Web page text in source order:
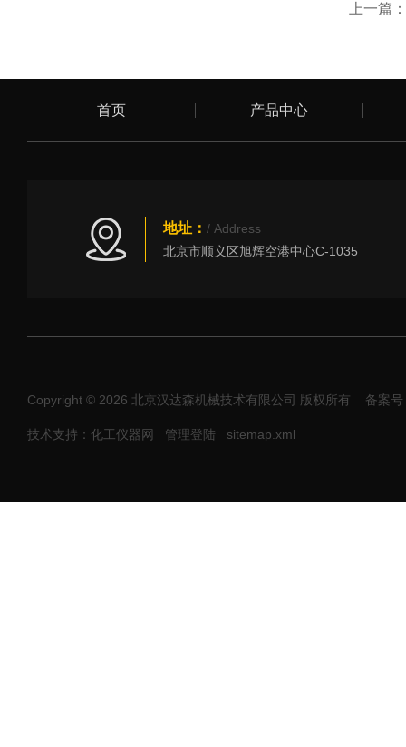
上一篇：
首页 产品中心
地址： / Address
北京市顺义区旭辉空港中心C-1035
Copyright © 2026 北京汉达森机械技术有限公司 版权所有 备案
技术支持：化工仪器网 管理登陆 sitemap.xml